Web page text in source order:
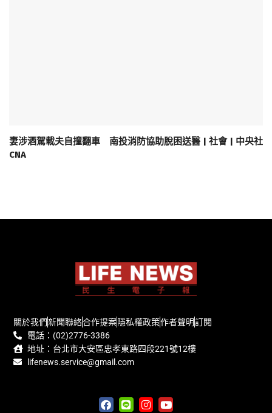
妻涉酒駕載夫自撞翻車 南投消防協助脫困送醫 | 社會 | 中央社
CNA
關於我們新聞聯絡合作提案隱私權政策作者聲明訂閱
電話：(02)2776-3386
地址：台北市大安區忠孝東路四段221號12樓
lifenews.service@gmail.com